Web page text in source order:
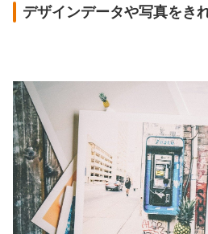
デザインデータや写真をき